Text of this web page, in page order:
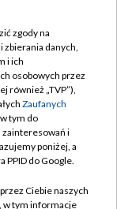
zgody na
zbierania danych,
i ich
osobowych przez
również „TVP”),
Zaufanych
tym do
zainteresowań i
poniżej, a
PPID do Google.
Ciebie naszych
w tym informacje